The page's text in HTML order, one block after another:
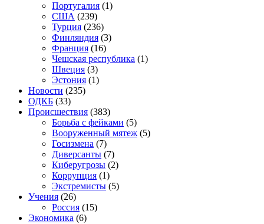
Португалия (1)
США (239)
Турция (236)
Финляндия (3)
Франция (16)
Чешская республика (1)
Швеция (3)
Эстония (1)
Новости (235)
ОДКБ (33)
Происшествия (383)
Борьба с фейками (5)
Вооруженный мятеж (5)
Госизмена (7)
Диверсанты (7)
Киберугрозы (2)
Коррупция (1)
Экстремисты (5)
Учения (26)
Россия (15)
Экономика (6)